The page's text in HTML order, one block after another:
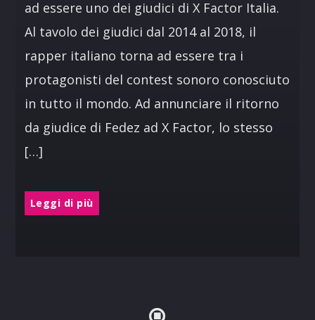
ad essere uno dei giudici di X Factor Italia.
Al tavolo dei giudici dal 2014 al 2018, il
rapper italiano torna ad essere tra i
protagonisti del contest sonoro conosciuto
in tutto il mondo. Ad annunciare il ritorno
da giudice di Fedez ad X Factor, lo stesso
[…]
Leggi di più